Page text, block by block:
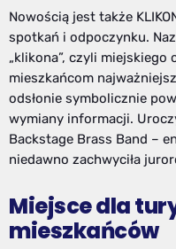
Nowością jest także
spotkań i odpoczynku.
„klikona”, czyli miejskiego
mieszkańcom
odsłonie symbolicznie
wymiany informacji.
Backstage Brass Band –
niedawno zachwyciła
Miejsce dla
mieszkańców